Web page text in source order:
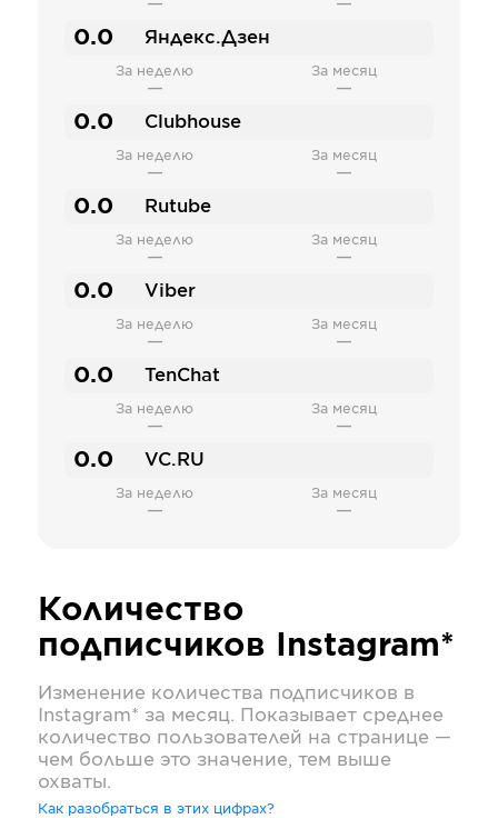
— —
0.0 Яндекс.Дзен
За неделю
—
За месяц
—
0.0 Clubhouse
За неделю
—
За месяц
—
0.0 Rutube
За неделю
—
За месяц
—
0.0 Viber
За неделю
—
За месяц
—
0.0 TenChat
За неделю
—
За месяц
—
0.0 VC.RU
За неделю
—
За месяц
—
Количество
подписчиков
Instagram*
Изменение количества подписчиков в
Instagram* за месяц. Показывает среднее
количество пользователей на странице —
чем больше это значение, тем выше
охваты.
Как разобраться в этих цифрах?